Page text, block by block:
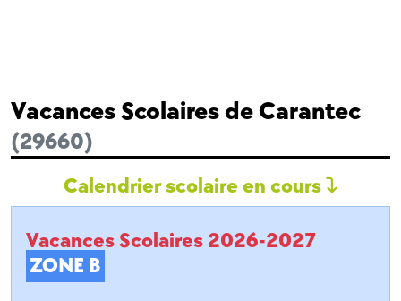
Vacances Scolaires de Carantec
(29660)
Calendrier scolaire en cours
Vacances Scolaires 2026-2027
ZONE B